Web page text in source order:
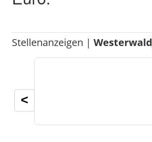
Stellenanzeigen |Westerwald
<